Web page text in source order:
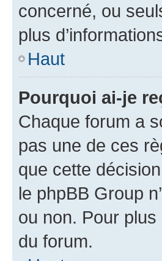
concerné, ou
plus
Haut
Pourquoi ai-je
Chaque forum a
pas une de ces
que cette
le phpBB Group
ou non. Pour
du forum.